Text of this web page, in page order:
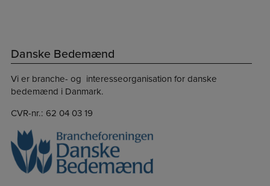
Danske Bedemænd
Vi er branche- og interesseorganisation for danske
bedemænd i Danmark.
CVR-nr.: 62 04 03 19